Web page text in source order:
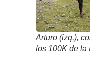
Arturo (izq.),
los 100K de la